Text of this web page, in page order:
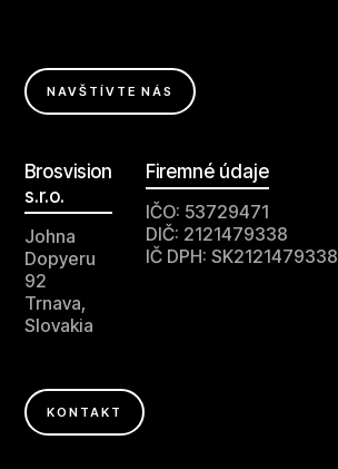
NAVŠTÍVTE NÁS
Brosvision
s.r.o.
Johna
Dopyeru
92
Trnava,
Slovakia
Firemné údaje
IČO: 53729471
DIČ: 2121479338
IČ DPH: SK2121479338
KONTAKT